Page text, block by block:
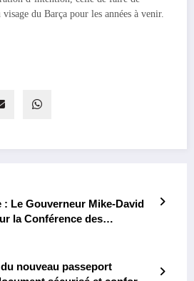
du Barça pour les années à venir.
: Le Gouverneur Mike-David
la Conférence des
nouveau passeport